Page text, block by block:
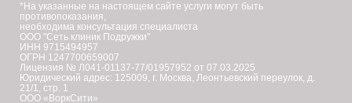
это
команда
экспертов
с
*На указанные на настоящем сайте услуги могут быть
противопоказания,
необходима консультация специалиста
ООО "Сеть клиник Подружки"
ИНН 9715494957
ОГРН 1247700659007
Лицензия № Л041-01137-77/01957952 от 07.03.2025
Юридический адрес: 125009, г. Москва, Леонтьевский переулок, д.
21/1, стр. 1
ООО «ВоркСити»